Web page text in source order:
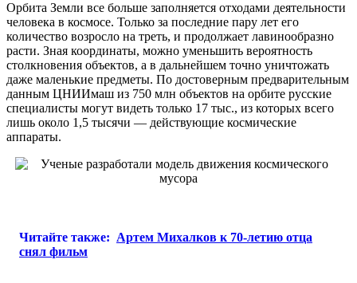
Орбита Земли все больше заполняется отходами деятельности
человека в космосе. Только за последние пару лет его
количество возросло на треть, и продолжает лавинообразно
расти. Зная координаты, можно уменьшить вероятность
столкновения объектов, а в дальнейшем точно уничтожать
даже маленькие предметы. По достоверным предварительным
данным ЦНИИмаш из 750 млн объектов на орбите русские
специалисты могут видеть только 17 тыс., из которых всего
лишь около 1,5 тысячи — действующие космические
аппараты.
Читайте также: Артем Михалков к 70-летию отца
снял фильм